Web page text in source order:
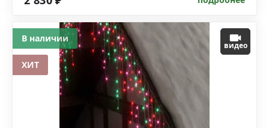
видео
В наличии
ХИТ